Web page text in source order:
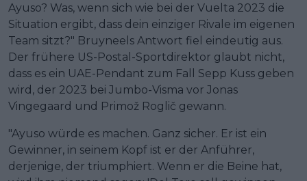
Ayuso? Was, wenn sich wie bei der Vuelta 2023 die
Situation ergibt, dass dein einziger Rivale im eigenen
Team sitzt?" Bruyneels Antwort fiel eindeutig aus.
Der frühere US-Postal-Sportdirektor glaubt nicht,
dass es ein UAE-Pendant zum Fall Sepp Kuss geben
wird, der 2023 bei Jumbo-Visma vor Jonas
Vingegaard und Primož Roglič gewann.
"Ayuso würde es machen. Ganz sicher. Er ist ein
Gewinner, in seinem Kopf ist er der Anführer,
derjenige, der triumphiert. Wenn er die Beine hat,